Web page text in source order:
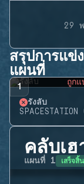
29
สรุปการแข่
แผนที่
1 ถูก
รังลับ
SPACESTATION
คลับเฮ
แผนที่ 1 เสร็จสิ้น